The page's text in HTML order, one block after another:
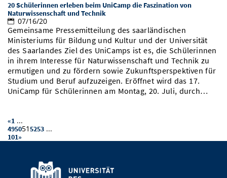
20 Schülerinnen erleben beim UniCamp die Faszination von
Naturwissenschaft und Technik
07/16/20
Gemeinsame Pressemitteilung des saarländischen
Ministeriums für Bildung und Kultur und der Universität
des Saarlandes Ziel des UniCamps ist es, die Schülerinnen
in ihrem Interesse für Naturwissenschaft und Technik zu
ermutigen und zu fördern sowie Zukunftsperspektiven für
Studium und Beruf aufzuzeigen. Eröffnet wird das 17.
UniCamp für Schülerinnen am Montag, 20. Juli, durch…
«1 ...
4950515253 ...
101»